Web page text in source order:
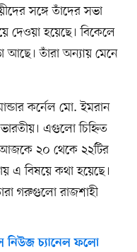
সঙ্গে তাঁদের সভা
দেওয়া হয়েছে। বিকেলে
আছে। তাঁরা অন্যায় মেনে
কর্নেল মো. ইমরান
এগুলো চিহ্নিত
২০ থেকে ২২টির
এ বিষয়ে কথা হয়েছে।
গরুগুলো রাজশাহী
চ্যানেল ফলো